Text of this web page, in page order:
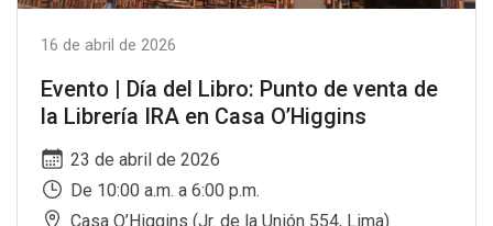
16 de abril de 2026
Evento | Día del Libro: Punto de venta de
la Librería IRA en Casa O’Higgins
23 de abril de 2026
De 10:00 a.m. a 6:00 p.m.
Casa O’Higgins (Jr. de la Unión 554, Lima)